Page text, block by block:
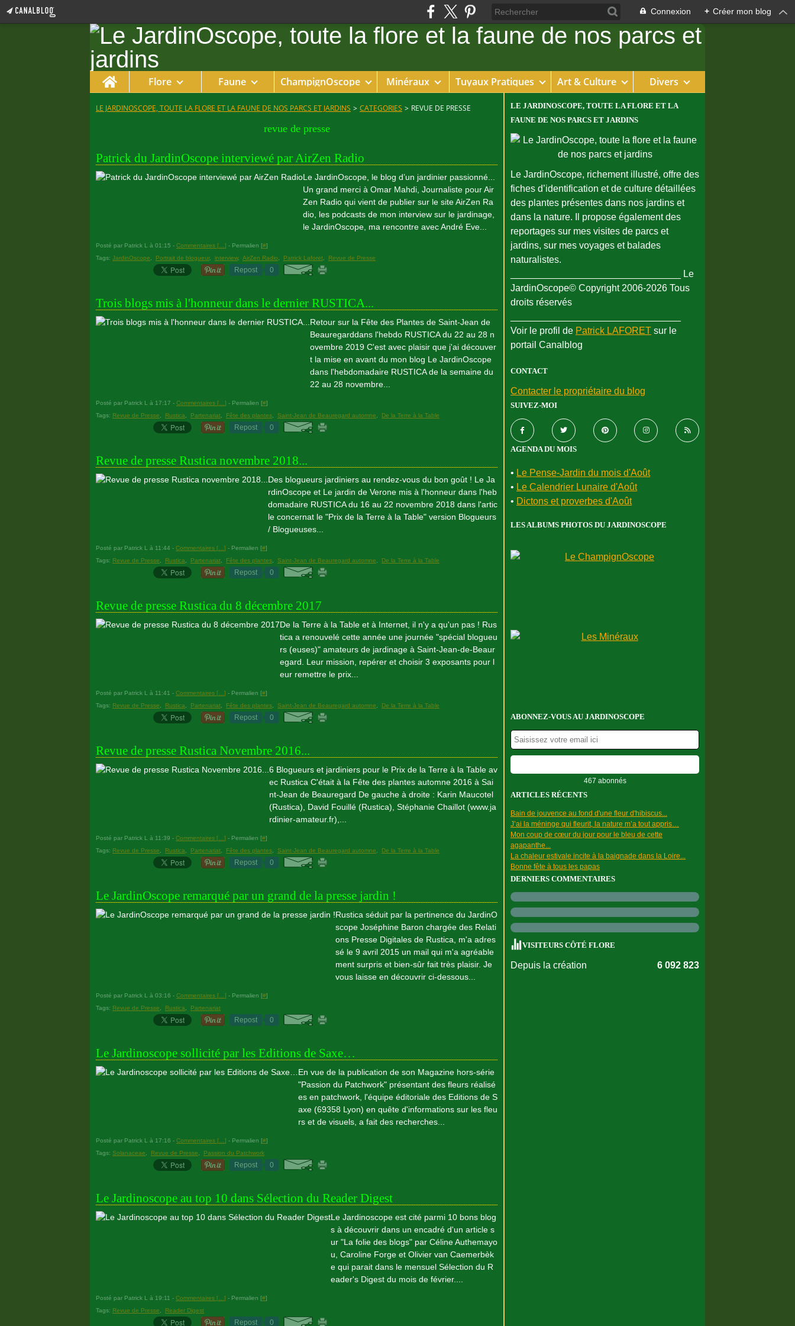
Connexion + Créer mon blog
Home Flore Faune ChampignOscope Minéraux Tuyaux Pratiques Art & Culture Divers
LE JARDINOSCOPE, TOUTE LA FLORE ET LA FAUNE DE NOS PARCS ET JARDINS > CATEGORIES > REVUE DE PRESSE
revue de presse
Patrick du JardinOscope interviewé par AirZen Radio
Le JardinOscope, le blog d’un jardinier passionné...
Un grand merci à Omar Mahdi, Journaliste pour Air
Zen Radio qui vient de publier sur le site AirZen Ra
dio, les podcasts de mon interview sur le jardinage,
le JardinOscope, ma rencontre avec André Eve...
Posté par Patrick L à 01:15 - Commentaires [ ] - Permalien [#]
Tags: JardinOscope Portrait de blogueur, interview, AirZen Radio Patrick Laforet Revue de Presse
Repost 0
Trois blogs mis à l'honneur dans le dernier RUSTICA...
Retour sur la Fête des Plantes de Saint-Jean de
Beauregarddans l'hebdo RUSTICA du 22 au 28 n
ovembre 2019 C'est avec plaisir que j'ai découver
t la mise en avant du mon blog Le JardinOscope
dans l'hebdomadaire RUSTICA de la semaine du
22 au 28 novembre...
Posté par Patrick L à 17:17 - Commentaires [ ] - Permalien [#]
Tags: Revue de Presse Rustica Partenariat Fête des plantes Saint-Jean de Beauregard automne De la Terre à la Table
Repost 0
Revue de presse Rustica novembre 2018...
Des blogueurs jardiniers au rendez-vous du bon goût ! Le Ja
rdinOscope et Le jardin de Verone mis à l'honneur dans l'heb
domadaire RUSTICA du 16 au 22 novembre 2018 dans l'artic
le concernat le "Prix de la Terre à la Table" version Blogueurs
/ Blogueuses...
Posté par Patrick L à 11:44 - Commentaires [ ] - Permalien [#]
Tags: Revue de Presse Rustica Partenariat Fête des plantes Saint-Jean de Beauregard automne De la Terre à la Table
Repost 0
Revue de presse Rustica du 8 décembre 2017
De la Terre à la Table et à Internet, il n'y a qu'un pas ! Rus
tica a renouvelé cette année une journée "spécial blogueu
rs (euses)" amateurs de jardinage à Saint-Jean-de-Beaur
egard. Leur mission, repérer et choisir 3 exposants pour l
eur remettre le prix...
Posté par Patrick L à 11:41 - Commentaires [ ] - Permalien [#]
Tags: Revue de Presse Rustica Partenariat Fête des plantes Saint-Jean de Beauregard automne De la Terre à la Table
Repost 0
Revue de presse Rustica Novembre 2016...
6 Blogueurs et jardiniers pour le Prix de la Terre à la Table av
ec Rustica C'était à la Fête des plantes automne 2016 à Sai
nt-Jean de Beauregard De gauche à droite : Karin Maucotel
(Rustica), David Fouillé (Rustica), Stéphanie Chaillot (www.ja
rdinier-amateur.fr),...
Posté par Patrick L à 11:39 - Commentaires [ ] - Permalien [#]
Tags: Revue de Presse Rustica Partenariat Fête des plantes Saint-Jean de Beauregard automne De la Terre à la Table
Repost 0
Le JardinOscope remarqué par un grand de la presse jardin !
Rustica séduit par la pertinence du JardinO
scope Joséphine Baron chargée des Relati
ons Presse Digitales de Rustica, m'a adres
sé le 9 avril 2015 un mail qui m'a agréable
ment surpris et bien-sûr fait très plaisir. Je
vous laisse en découvrir ci-dessous...
Posté par Patrick L à 03:16 - Commentaires [ ] - Permalien [#]
Tags: Revue de Presse Rustica Partenariat
Repost 0
Le Jardinoscope sollicité par les Editions de Saxe…
En vue de la publication de son Magazine hors-série
"Passion du Patchwork" présentant des fleurs réalisé
es en patchwork, l'équipe éditoriale des Editions de S
axe (69358 Lyon) en quête d'informations sur les fleu
rs et de visuels, a fait des recherches...
Posté par Patrick L à 17:16 - Commentaires [ ] - Permalien [#]
Tags: Solanaceae Revue de Presse Passion du Patchwork
Repost 0
Le Jardinoscope au top 10 dans Sélection du Reader Digest
Le Jardinoscope est cité parmi 10 bons blog
s à découvrir dans un encadré d'un article s
ur "La folie des blogs" par Céline Authemayo
u, Caroline Forge et Olivier van Caemerbèk
e qui parait dans le mensuel Sélection du R
eader's Digest du mois de février....
Posté par Patrick L à 19:11 - Commentaires [ ] - Permalien [#]
Tags: Revue de Presse Reader Digest
Repost 0
LE JARDINOSCOPE, TOUTE LA FLORE ET LA
FAUNE DE NOS PARCS ET JARDINS
Le JardinOscope, richement illustré, offre des
fiches d’identification et de culture détaillées
des plantes présentes dans nos jardins et
dans la nature. Il propose également des
reportages sur mes visites de parcs et
jardins, sur mes voyages et balades
naturalistes.
________________________________ Le
JardinOscope© Copyright 2006-2026 Tous
droits réservés
Voir le profil de Patrick LAFORET sur le
portail Canalblog
CONTACT
Contacter le propriétaire du blog
SUIVEZ-MOI
AGENDA DU MOIS
• Le Pense-Jardin du mois d'Août
• Le Calendrier Lunaire d'Août
• Dictons et proverbes d'Août
LES ALBUMS PHOTOS DU JARDINOSCOPE
ABONNEZ-VOUS AU JARDINOSCOPE
467 abonnés
ARTICLES RÉCENTS
Bain de jouvence au fond d'une fleur d'hibiscus...
J’ai la méninge qui fleurit, la nature m’a tout appris…
Mon coup de cœur du jour pour le bleu de cette
agapanthe...
La chaleur estivale incite à la baignade dans la Loire...
Bonne fête à tous les papas
DERNIERS COMMENTAIRES
VISITEURS CÔTÉ FLORE
Depuis la création 6 092 823